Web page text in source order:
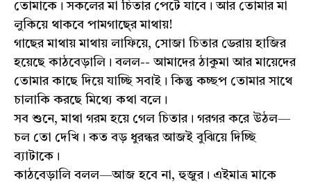
তোমাকে। সকলের মা চিতার পেটে যাবে। আর তোমার মা
লুকিয়ে থাকবে পামগাছে্র মাথায়!
গাছের মাথায় মাথায় লাফিয়ে, সোজা চিতার ডেরায় হাজির
হয়েছে কাঠবেড়ালি। বলল-- আমাদের ঠাকুমা আর মায়েদের
তোমার কাছে দিয়ে যাচ্ছি সবাই। কিন্তু কচ্ছপ তোমার সাথে
চালাকি করছে মিথ্যে কথা বলে।
সব শুনে, মাথা গরম হয়ে গেল চিতার। গরগর করে উঠল—
চল তো দেখি। কত বড় ধুরন্ধর আজই বুঝিয়ে দিচ্ছি
ব্যাটাকে।
কাঠবেড়ালি বলল—আজ হবে না, হুজুর। এইমাত্র মাকে